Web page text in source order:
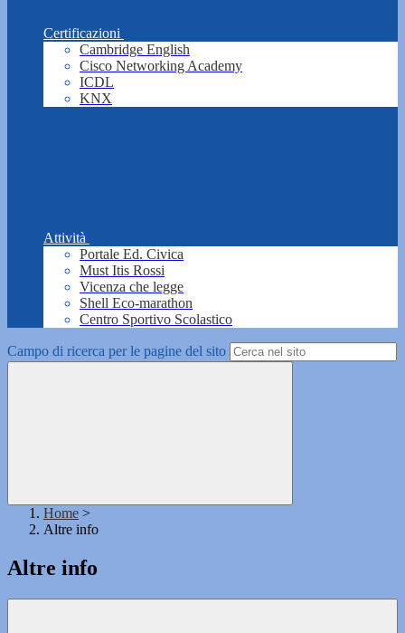
Certificazioni
Cambridge English
Cisco Networking Academy
ICDL
KNX
Attività
Portale Ed. Civica
Must Itis Rossi
Vicenza che legge
Shell Eco-marathon
Centro Sportivo Scolastico
Campo di ricerca per le pagine del sito
Home >
Altre info
Altre info